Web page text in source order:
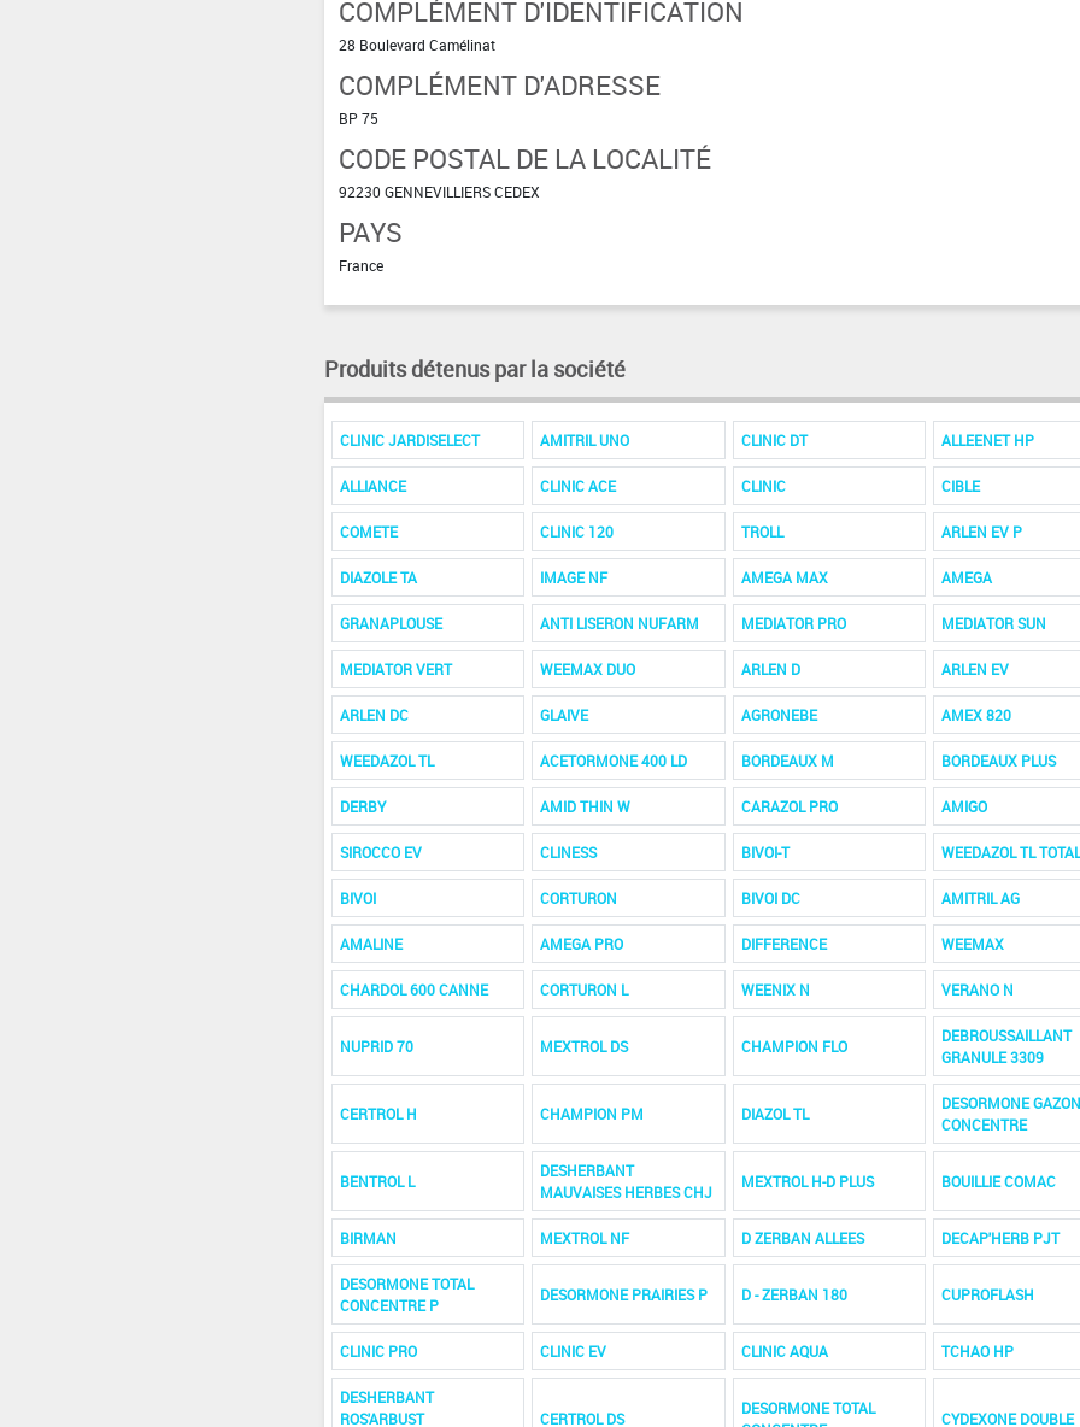
COMPLÉMENT D'IDENTIFICATION
28 Boulevard Camélinat
COMPLÉMENT D'ADRESSE
BP 75
CODE POSTAL DE LA LOCALITÉ
92230 GENNEVILLIERS CEDEX
PAYS
France
Produits détenus par la société
CLINIC JARDISELECT AMITRIL UNO CLINIC DT ALLEENET HP
ALLIANCE CLINIC ACE CLINIC CIBLE
COMETE CLINIC 120 TROLL ARLEN EV P
DIAZOLE TA IMAGE NF AMEGA MAX AMEGA
GRANAPLOUSE ANTI LISERON NUFARM MEDIATOR PRO MEDIATOR SUN
MEDIATOR VERT WEEMAX DUO ARLEN D ARLEN EV
ARLEN DC GLAIVE AGRONEBE AMEX 820
WEEDAZOL TL ACETORMONE 400 LD BORDEAUX M BORDEAUX PLUS
DERBY AMID THIN W CARAZOL PRO AMIGO
SIROCCO EV CLINESS BIVOI-T WEEDAZOL TL
BIVOI CORTURON BIVOI DC AMITRIL AG
AMALINE AMEGA PRO DIFFERENCE WEEMAX
CHARDOL 600 CANNE CORTURON L WEENIX N VERANO N
NUPRID 70 MEXTROL DS CHAMPION FLO
DEBROUSSAILLANT
GRANULE 3309
CERTROL H CHAMPION PM DIAZOL TL
DESORMONE
CONCENTRE
BENTROL L
DESHERBANT
MAUVAISES HERBES CHJ
MEXTROL H-D PLUS BOUILLIE COMAC
BIRMAN MEXTROL NF D ZERBAN ALLEES DECAP'HERB PJT
DESORMONE TOTAL
CONCENTRE P
DESORMONE PRAIRIES P D - ZERBAN 180 CUPROFLASH
CLINIC PRO CLINIC EV CLINIC AQUA TCHAO HP
DESHERBANT
ROS'ARBUST
CERTROL DS
DESORMONE TOTAL
CYDEXONE DOUBLE